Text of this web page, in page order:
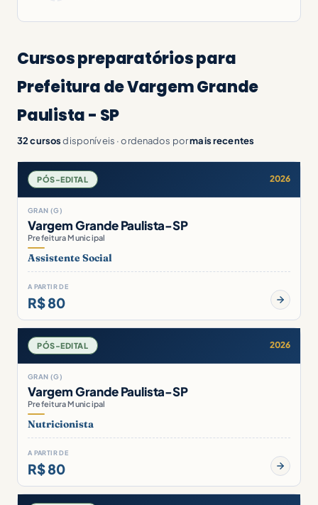
Cursos preparatórios para
Prefeitura de Vargem Grande
Paulista - SP
32 cursosdisponíveis · ordenados pormais recentes
PÓS-EDITAL 2026
GRAN (G)
Vargem Grande Paulista-SP
Prefeitura Municipal
Assistente Social
A PARTIR DE
R$ 80
PÓS-EDITAL 2026
GRAN (G)
Vargem Grande Paulista-SP
Prefeitura Municipal
Nutricionista
A PARTIR DE
R$ 80